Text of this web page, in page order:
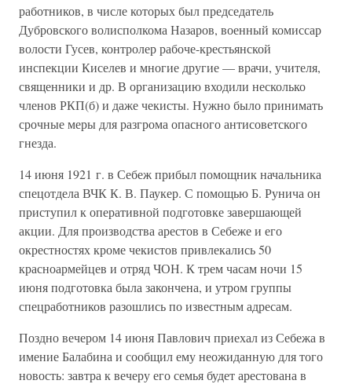
работников, в числе которых был председатель
Дубровского волисполкома Назаров, военный комиссар
волости Гусев, контролер рабоче-крестьянской
инспекции Киселев и многие другие — врачи, учителя,
священники и др. В организацию входили несколько
членов РКП(б) и даже чекисты. Нужно было принимать
срочные меры для разгрома опасного антисоветского
гнезда.
14 июня 1921 г. в Себеж прибыл помощник начальника
спецотдела ВЧК К. В. Паукер. С помощью Б. Рунича он
приступил к оперативной подготовке завершающей
акции. Для производства арестов в Себеже и его
окрестностях кроме чекистов привлекались 50
красноармейцев и отряд ЧОН. К трем часам ночи 15
июня подготовка была закончена, и утром группы
спецработников разошлись по известным адресам.
Поздно вечером 14 июня Павлович приехал из Себежа в
имение Балабина и сообщил ему неожиданную для того
новость: завтра к вечеру его семья будет арестована в